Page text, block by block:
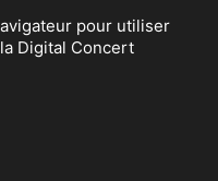
pour utiliser
Digital Concert